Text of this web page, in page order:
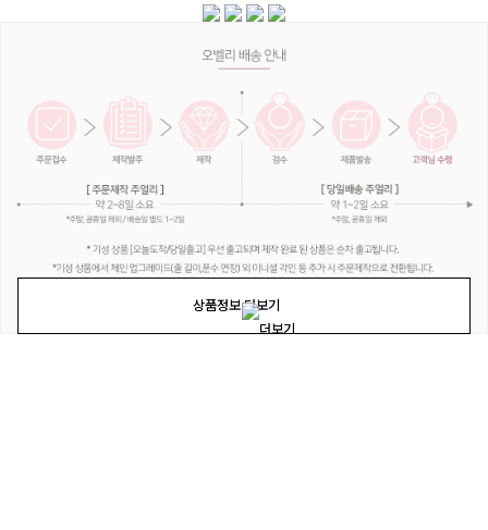
상품정보 더보기